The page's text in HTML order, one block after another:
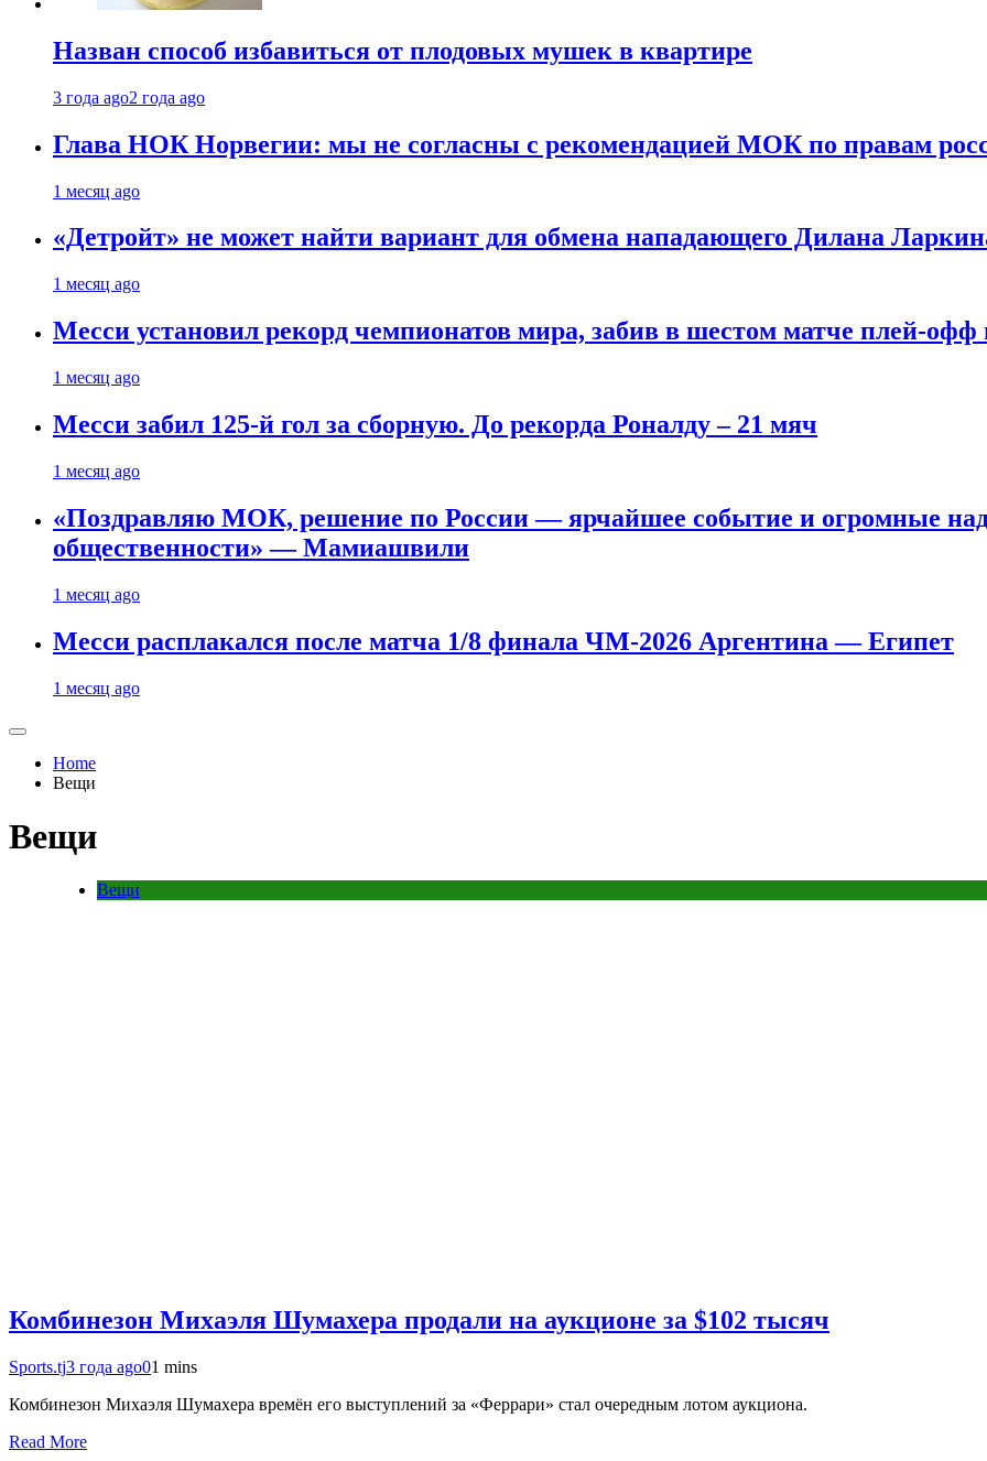
Назван способ избавиться от плодовых мушек в квартире
3 года ago2 года ago
Глава НОК Норвегии: мы не согласны с рекомендацией МОК по правам
1 месяц ago
«Детройт» не может найти вариант для обмена нападающего Дилана
1 месяц ago
Месси установил рекорд чемпионатов мира, забив в шестом матче плей‑офф
1 месяц ago
Месси забил 125-й гол за сборную. До рекорда Роналду – 21 мяч
1 месяц ago
«Поздравляю МОК, решение по России — ярчайшее событие и огромные
общественности» — Мамиашвили
1 месяц ago
Месси расплакался после матча 1/8 финала ЧМ-2026 Аргентина — Египет
1 месяц ago
Home
Вещи
Вещи
Вещи
Комбинезон Михаэля Шумахера продали на аукционе за $102 тысяч
Sports.tj3 года ago01 mins
Комбинезон Михаэля Шумахера времён его выступлений за «Феррари» стал очередным лотом аукциона.
Read More